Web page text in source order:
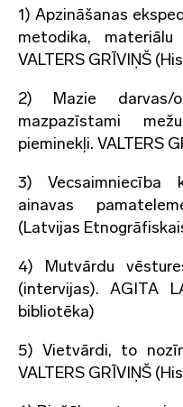
1) Apzināšanas
metodika,
VALTERS GRĪVIŅŠ
2) Mazie
mazpazīstami
pieminekļi. VALTERS
3) Vecsaimniecība
ainavas
(Latvijas
4) Mutvārdu
(intervijas). AGITA
bibliotēka)
5) Vietvārdi, to
VALTERS GRĪVIŅŠ